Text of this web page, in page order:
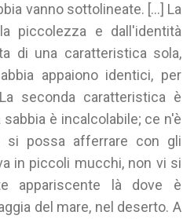
vanno sottolineate. [...] La
piccolezza e dall'identità
di una caratteristica sola,
appaiono identici, per
seconda caratteristica è
sabbia è incalcolabile; ce n'è
si possa afferrare con gli
in piccoli mucchi, non vi si
appariscente là dove è
del mare, nel deserto. A